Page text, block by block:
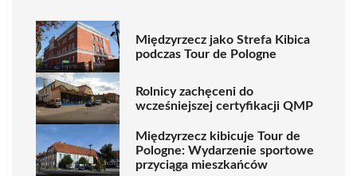
Międzyrzecz jako Strefa Kibica
podczas Tour de Pologne
Rolnicy zachęceni do
wcześniejszej certyfikacji QMP
Międzyrzecz kibicuje Tour de
Pologne: Wydarzenie sportowe
przyciąga mieszkańców